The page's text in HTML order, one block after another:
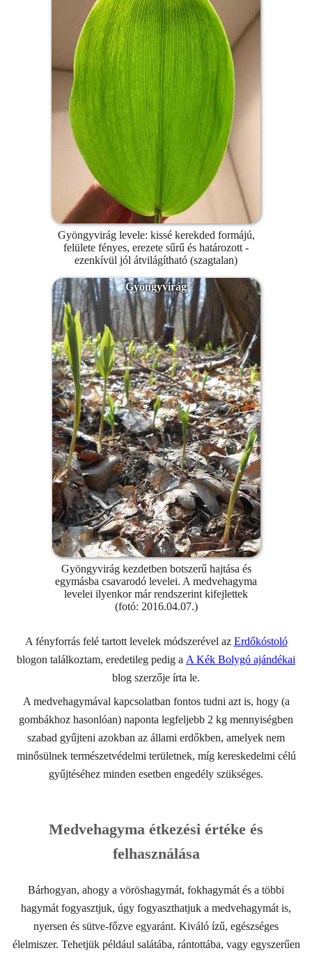
Gyöngyvirág levele: kissé kerekded formájú,
felülete fényes, erezete sűrű és határozott -
ezenkívül jól átvilágítható (szagtalan)
Gyöngyvirág kezdetben botszerű hajtása és
egymásba csavarodó levelei. A medvehagyma
levelei ilyenkor már rendszerint kifejlettek
(fotó: 2016.04.07.)
Gyöngyvirág
A fényforrás felé tartott levelek módszerével az Erdőkóstoló
blogon találkoztam, eredetileg pedig a A Kék Bolygó ajándékai
blog szerzője írta le.
A medvehagymával kapcsolatban fontos tudni azt is, hogy (a
gombákhoz hasonlóan) naponta legfeljebb 2 kg mennyiségben
szabad gyűjteni azokban az állami erdőkben, amelyek nem
minősülnek természetvédelmi területnek, míg kereskedelmi célú
gyűjtéséhez minden esetben engedély szükséges.
Medvehagyma étkezési értéke és
felhasználása
Bárhogyan, ahogy a vöröshagymát, fokhagymát és a többi
hagymát fogyasztjuk, úgy fogyaszthatjuk a medvehagymát is,
nyersen és sütve-főzve egyaránt. Kiváló ízű, egészséges
élelmiszer. Tehetjük például salátába, rántottába, vagy egyszerűen